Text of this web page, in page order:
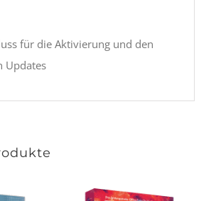
für die Aktivierung und den
Updates